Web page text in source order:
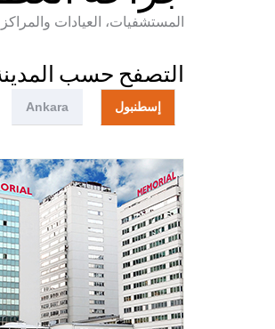
المستشفيات، العيادات
التصفح حسب
إسطنبول Ankara